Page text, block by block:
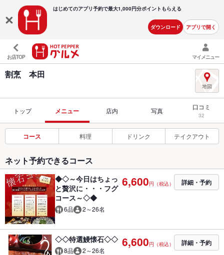
はじめてのアプリ予約で最大1,000円分ポイントもらえる
ダウンロード アプリで開く
お店TOP マイメニュー
割烹 本田
トップ メニュー 店内 写真 口コミ
32
コース 料理 ドリンク テイクアウト
ネット予約できるコース
◆◇～今日はちょっ
と贅沢に・・・フグ
コース～◇◆
6品 2～26名
6,600円（税込） 詳細・予約
◇◇特選鰻懐石◇◇
8品 2～26名
6,600円（税込） 詳細・予約